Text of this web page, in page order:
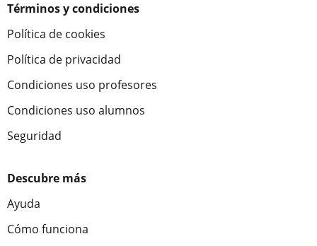
Términos y condiciones
Política de cookies
Política de privacidad
Condiciones uso profesores
Condiciones uso alumnos
Seguridad
Descubre más
Ayuda
Cómo funciona